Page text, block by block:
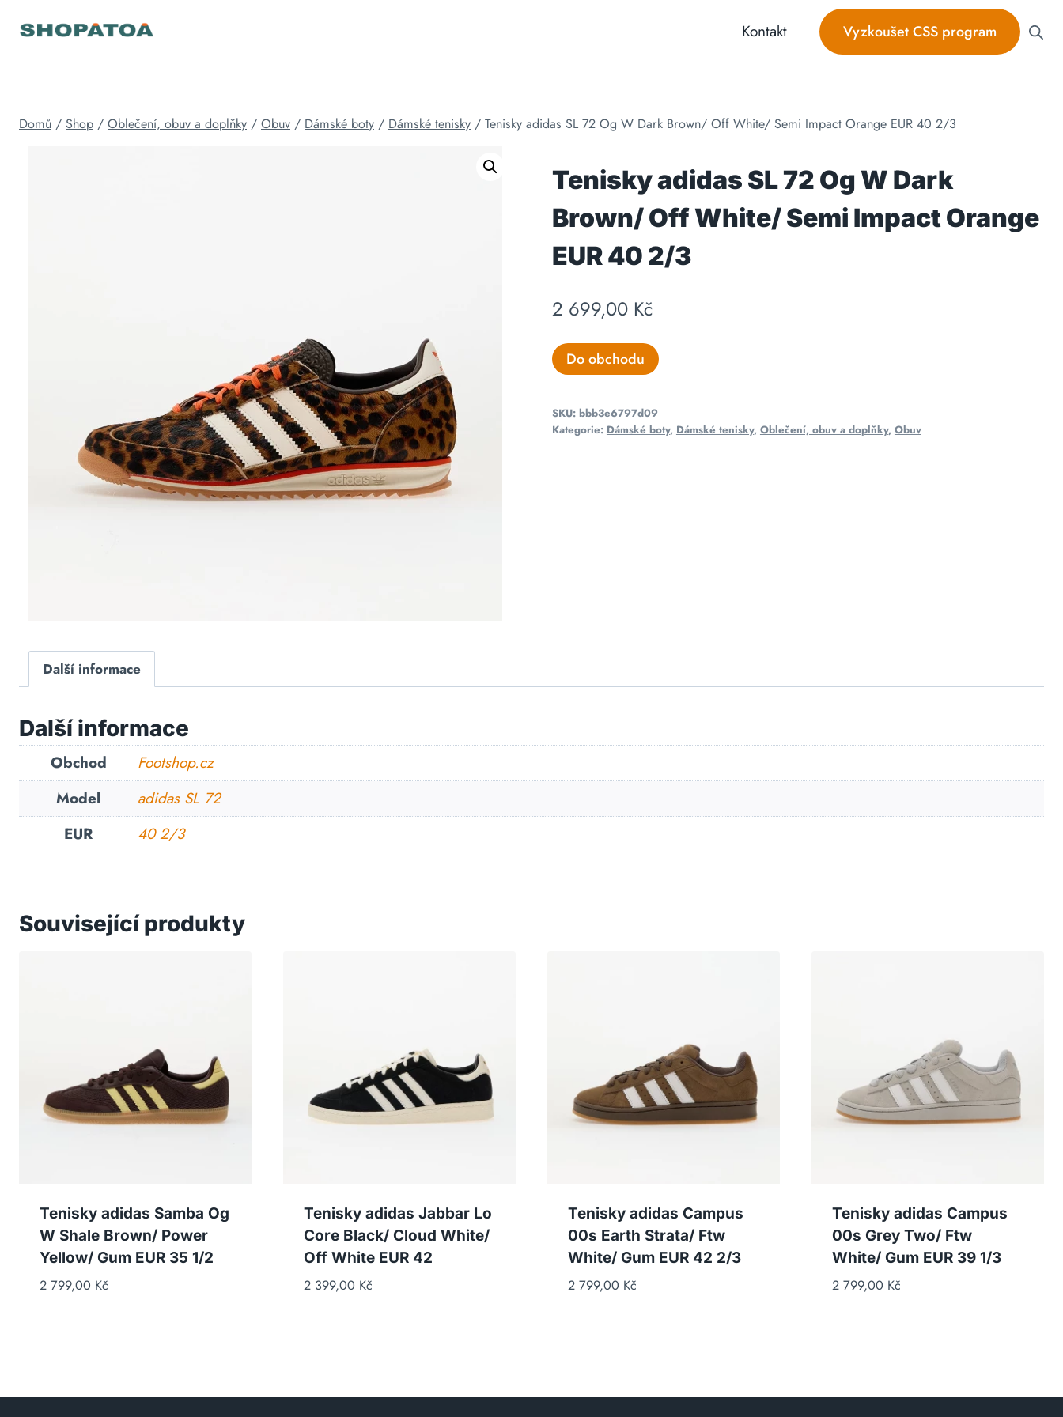
Kontakt Vyzkoušet CSS program
Domů / Shop / Oblečení, obuv a doplňky / Obuv / Dámské boty / Dámské tenisky / Tenisky adidas SL 72 Og W Dark Brown/ Off White/ Semi Impact Orange EUR 40 2/3
Tenisky adidas SL 72 Og W Dark
Brown/ Off White/ Semi Impact Orange
EUR 40 2/3
2 699,00 Kč
Do obchodu
SKU: bbb3e6797d09
Kategorie: Dámské boty, Dámské tenisky, Oblečení, obuv a doplňky, Obuv
Další informace
Další informace
Obchod
Footshop.cz
Model
adidas SL 72
EUR
40 2/3
Související produkty
Tenisky adidas Samba Og
W Shale Brown/ Power
Yellow/ Gum EUR 35 1/2
2 799,00 Kč
Tenisky adidas Jabbar Lo
Core Black/ Cloud White/
Off White EUR 42
2 399,00 Kč
Tenisky adidas Campus
00s Earth Strata/ Ftw
White/ Gum EUR 42 2/3
2 799,00 Kč
Tenisky adidas Campus
00s Grey Two/ Ftw
White/ Gum EUR 39 1/3
2 799,00 Kč